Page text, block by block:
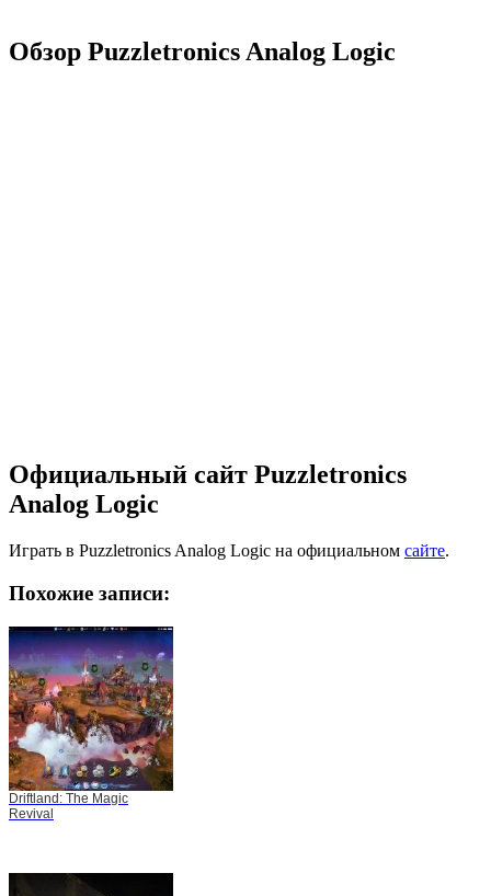
Обзор Puzzletronics Analog Logic
Официальный сайт Puzzletronics
Analog Logic
Играть в Puzzletronics Analog Logic на официальном сайте.
Похожие записи:
Driftland: The Magic
Revival